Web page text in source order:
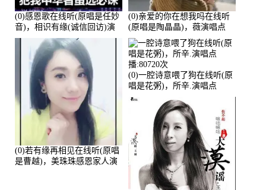
(0)感恩歌在线听(原唱是任妙
音)，相识有缘(诚信回访)演
唱点播:161288次
(0)亲爱的你在想我吗在线听
(原唱是陶晶晶)，薇演唱点
播:159722次
(0)若有缘再相见在线听(原唱
是曹越)，美珠珠感恩家人演
(0)一腔诗意喂了狗在线听(原
唱是花粥)，所辛.演唱点
播:80720次